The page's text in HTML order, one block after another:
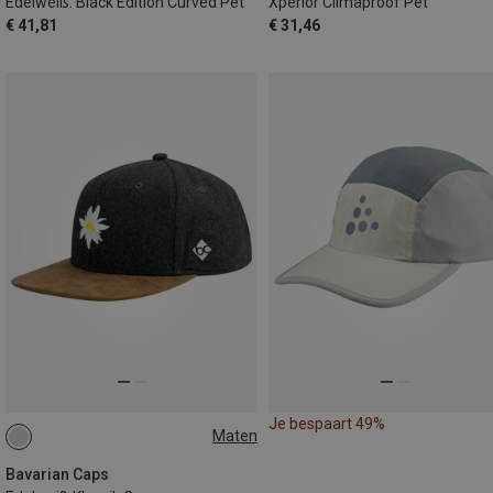
€ 41,81
€ 31,46
Maten
Bavarian Caps
ONE SIZE
Je bespaart 49%